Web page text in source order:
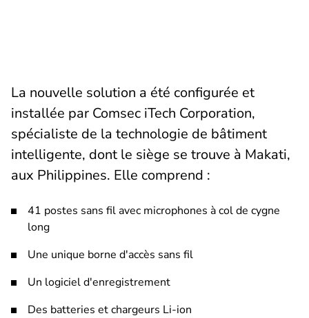
La nouvelle solution a été configurée et
installée par Comsec iTech Corporation,
spécialiste de la technologie de bâtiment
intelligente, dont le siège se trouve à Makati,
aux Philippines. Elle comprend :
41 postes sans fil avec microphones à col de cygne
long
Une unique borne d'accès sans fil
Un logiciel d'enregistrement
Des batteries et chargeurs Li-ion